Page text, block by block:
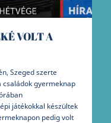
VOLT A
Szeged szerte
gyermeknap
játékokkal készültek
pedig volt